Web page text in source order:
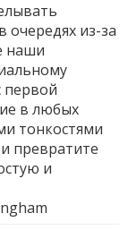
очередях из-за
наши
первой
в любых
тонкостями
превратите
и